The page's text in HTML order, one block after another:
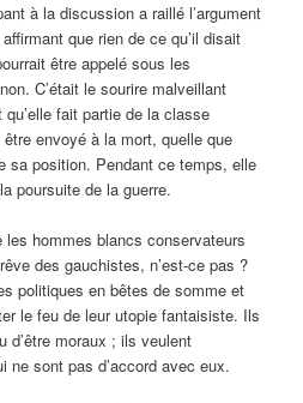
à la discussion a raillé l’argument
que rien de ce qu’il disait
être appelé sous les
C’était le sourire malveillant
fait partie de la classe
envoyé à la mort, quelle que
sa position. Pendant ce temps, elle
poursuite de la guerre.
les hommes blancs conservateurs
des gauchistes, n’est-ce pas ?
politiques en bêtes de somme et
le feu de leur utopie fantaisiste. Ils
d’être moraux ; ils veulent
ne sont pas d’accord avec eux.